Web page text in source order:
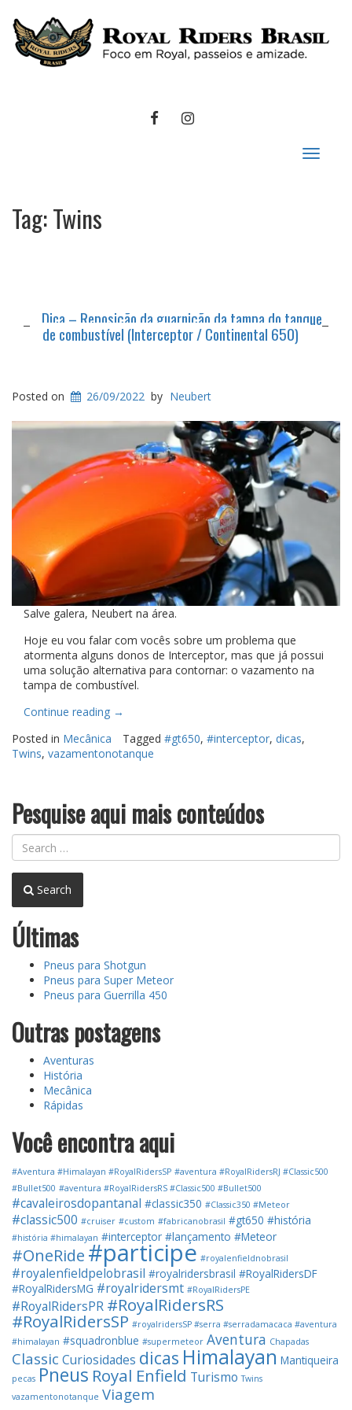
FACEBOOKINSTAGRAM
Toggle
Tag:Twins
Dica – Reposição da guarnição da tampa do tanque
de combustível (Interceptor / Continental 650)
Posted on 26/09/2022 by Neubert
Salve galera, Neubert na área.
Hoje eu vou falar com vocês sobre um problema que
atormenta alguns donos de Interceptor, mas que já possui
uma solução alternativa para contornar: o vazamento na
tampa de combustível.
Continue reading “Dica
Reposição
da
tampa
tanque
combustível
→
Posted in Mecânica Tagged #gt650, #interceptor, dicas,
Twins, vazamentonotanque
Pesquise aqui mais conteúdos
Search
Últimas
Pneus para Shotgun
Pneus para Super Meteor
Pneus para Guerrilla 450
Outras postagens
Aventuras
História
Mecânica
Rápidas
Você encontra aqui
#Aventura #Himalayan #RoyalRidersSP #aventura #RoyalRidersRJ #Classic500
#Bullet500 #aventura #RoyalRidersRS #Classic500 #Bullet500
#cavaleirosdopantanal #classic350 #Classic350 #Meteor
#classic500 #cruiser #custom #fabricanobrasil #gt650 #história
#história #himalayan #interceptor #lançamento #Meteor
#OneRide #participe #royalenfieldnobrasil
#royalenfieldpelobrasil #royalridersbrasil #RoyalRidersDF
#RoyalRidersMG #royalridersmt #RoyalRidersPE
#RoyalRidersPR #RoyalRidersRS
#RoyalRidersSP #royalridersSP #serra #serradamacaca #aventura
#himalayan #squadronblue #supermeteor Aventura Chapadas
Classic Curiosidades dicas Himalayan Mantiqueira
pecas Pneus Royal Enfield Turismo Twins
vazamentonotanque Viagem